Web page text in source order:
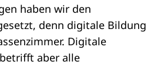
haben wir den
denn digitale Bildung
Digitale
aber alle